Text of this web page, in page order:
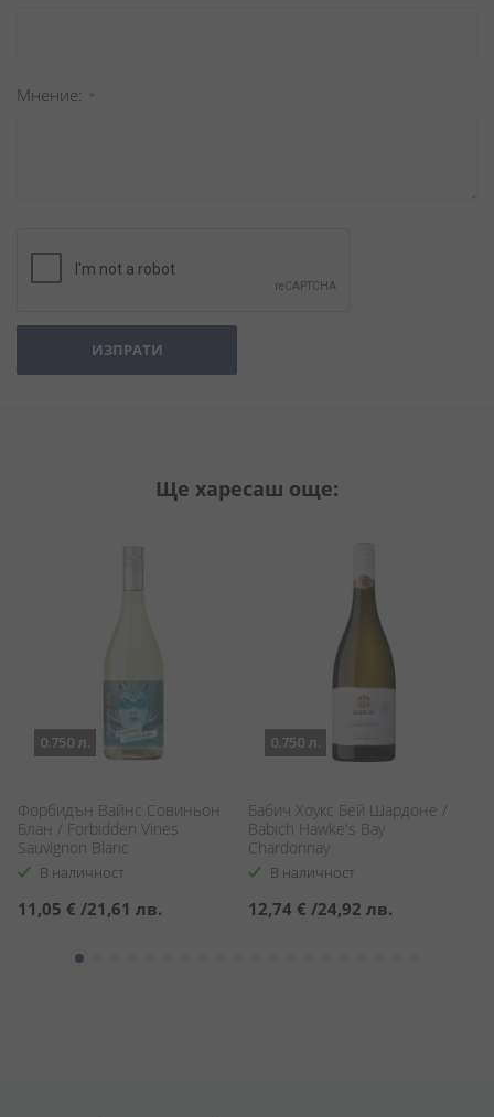
Мнение
ИЗПРАТИ
Ще харесаш още:
0.750 л.
Форбидън Вайнс Совиньон
Блан / Forbidden Vines
Sauvignon Blanc
В наличност
11,05 € /21,61 лв.
0.750 л.
Бабич Хоукс Бей Шардоне /
Babich Hawke's Bay
Chardonnay
В наличност
12,74 € /24,92 лв.